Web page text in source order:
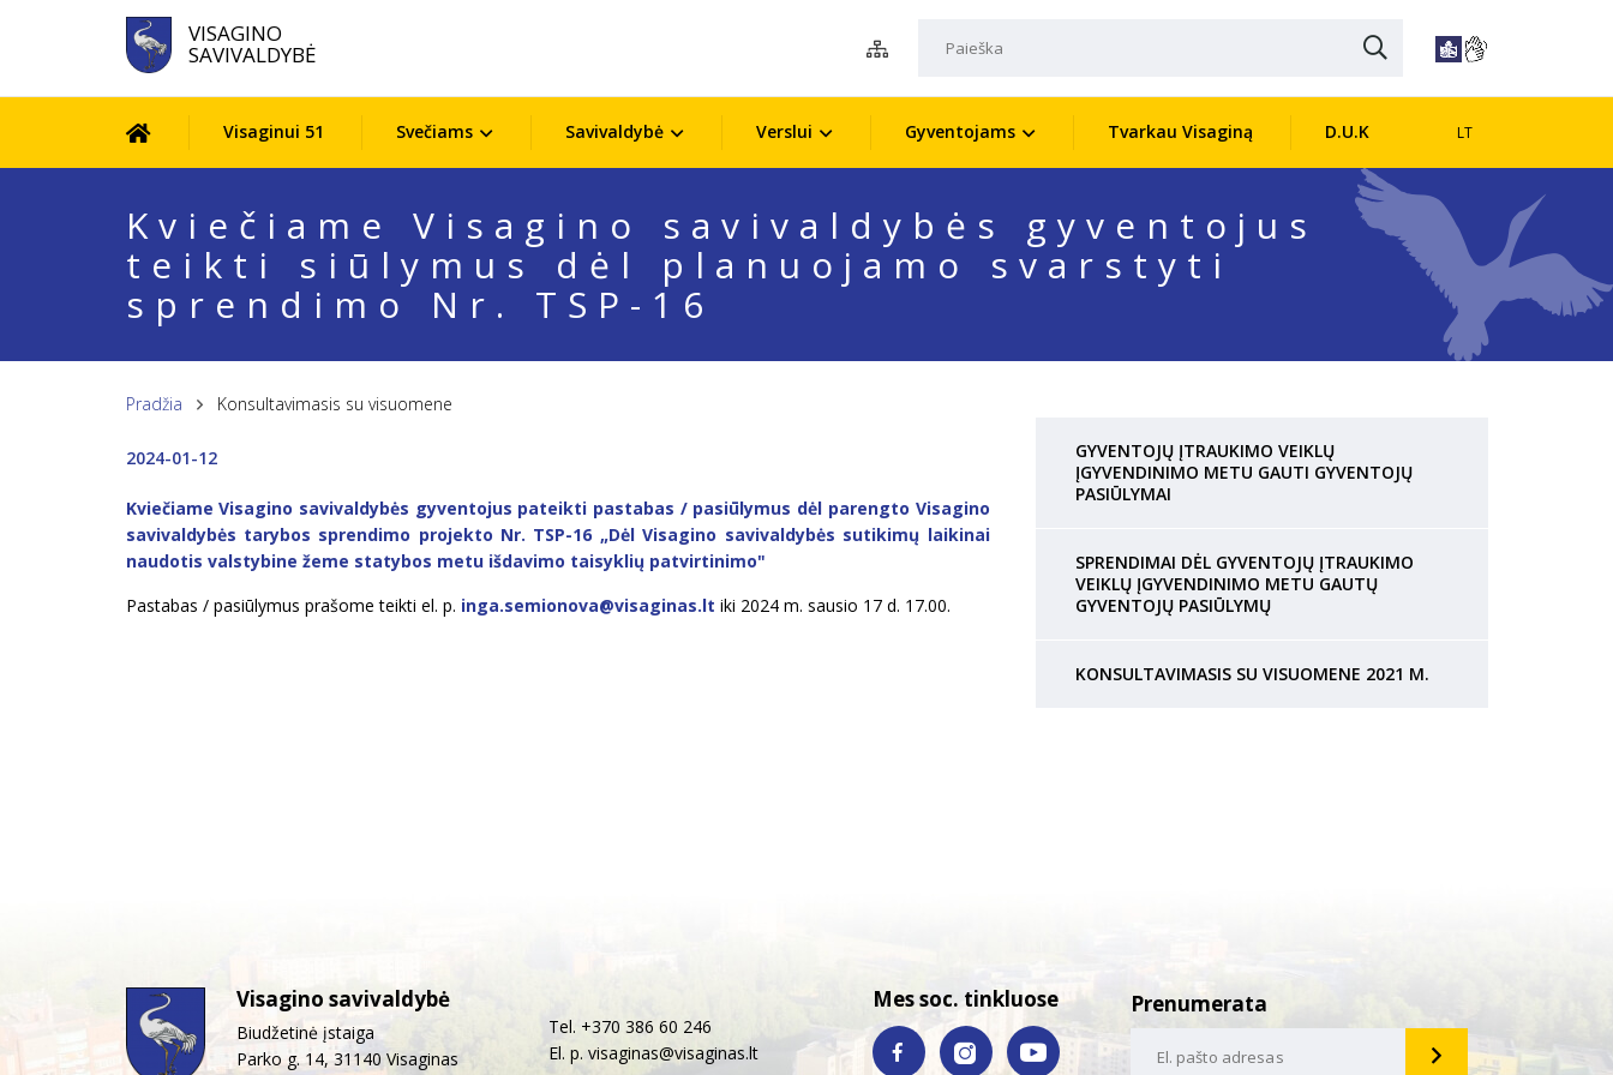
VISAGINO
SAVIVALDYBĖ
LT
Visaginui 51 Svečiams Savivaldybė Verslui Gyventojams Tvarkau Visaginą D.U.K
Kviečiame Visagino savivaldybės gyventojus
teikti siūlymus dėl planuojamo svarstyti
sprendimo Nr. TSP-16
Pradžia Konsultavimasis su visuomene
2024-01-12
Kviečiame Visagino savivaldybės gyventojus pateikti pastabas / pasiūlymus dėl parengto Visagino
savivaldybės tarybos sprendimo projekto Nr. TSP-16 „Dėl Visagino savivaldybės sutikimų laikinai
naudotis valstybine žeme statybos metu išdavimo taisyklių patvirtinimo"
Pastabas / pasiūlymus prašome teikti el. p. inga.semionova@visaginas.lt iki 2024 m. sausio 17 d. 17.00.
GYVENTOJŲ ĮTRAUKIMO VEIKLŲ
ĮGYVENDINIMO METU GAUTI GYVENTOJŲ
PASIŪLYMAI
SPRENDIMAI DĖL GYVENTOJŲ ĮTRAUKIMO
VEIKLŲ ĮGYVENDINIMO METU GAUTŲ
GYVENTOJŲ PASIŪLYMŲ
KONSULTAVIMASIS SU VISUOMENE 2021 M.
Visagino savivaldybė
Biudžetinė įstaiga
Parko g. 14, 31140 Visaginas
Tel. +370 386 60 246
El. p. visaginas@visaginas.lt
Mes soc. tinkluose Prenumerata